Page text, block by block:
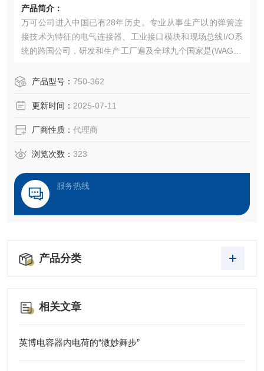
产品简介：
万可公司进入中国已有28年历史。专业从事生产以的弹簧连
接技术为特征的电气连接器、工业接口模块和现场总线I/O系
统的跨国公司，研发和生产工厂遍及全球九个国家‌是(WAGO)
器、接线端子等，以弹簧夹持连接技术为核心，具有高可靠
于工业自动化领域
产品型号： 750-362
更新时间： 2025-07-11
厂商性质： 代理商
浏览次数： 323
服务热线
产品分类
相关文章
英博电容器内电荷的“微妙舞步”